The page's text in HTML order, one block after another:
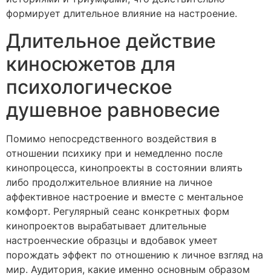
формирует длительное влияние на настроение.
Длительное действие
киносюжетов для
психологическое
душевное равновесие
Помимо непосредственного воздействия в
отношении психику при и немедленно после
кинопроцесса, кинопроекты в состоянии влиять
либо продолжительное влияние на личное
аффективное настроение и вместе с ментальное
комфорт. Регулярный сеанс конкретных форм
кинопроектов вырабатывает длительные
настроенческие образцы и вдобавок умеет
порождать эффект по отношению к личное взгляд на
мир. Аудитория, какие именно основным образом